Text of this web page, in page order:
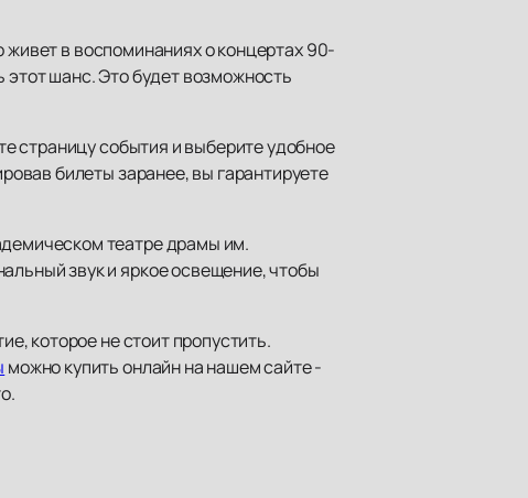
живет в воспоминаниях о концертах 90-
этот шанс. Это будет возможность
страницу события и выберите удобное
билеты заранее, вы гарантируете
театре драмы им.
звук и яркое освещение, чтобы
которое не стоит пропустить.
можно купить онлайн на нашем сайте -